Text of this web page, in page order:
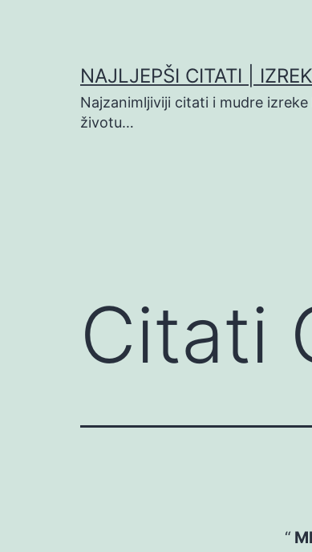
NAJLJEPŠI CITATI |
Najzanimljiviji citati i mudre
životu…
Citati